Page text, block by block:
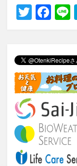
T
er
F
e
b
o
o
k